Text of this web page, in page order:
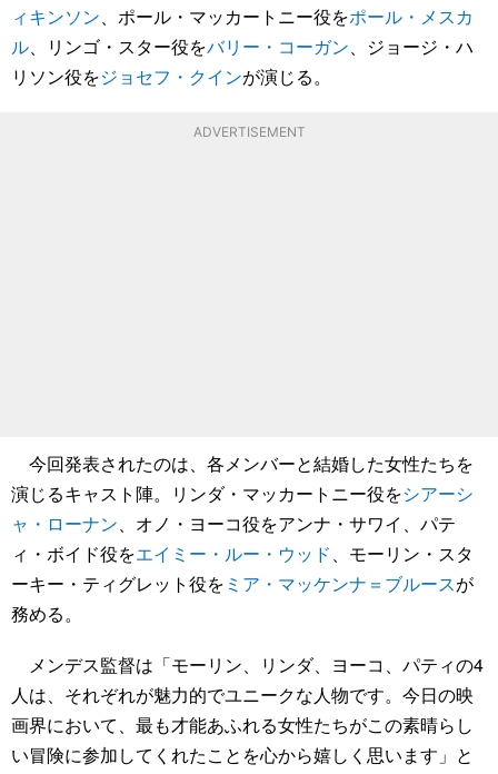
ィキンソン、ポール・マッカートニー役をポール・メスカ
ル、リンゴ・スター役をバリー・コーガン、ジョージ・ハ
リソン役をジョセフ・クインが演じる。
ADVERTISEMENT
今回発表されたのは、各メンバーと結婚した女性たちを
演じるキャスト陣。リンダ・マッカートニー役をシアーシ
ャ・ローナン、オノ・ヨーコ役をアンナ・サワイ、パテ
ィ・ボイド役をエイミー・ルー・ウッド、モーリン・スタ
ーキー・ティグレット役を ミア・マッケンナ＝ブルースが
務める。
メンデス監督は「モーリン、リンダ、ヨーコ、パティの4
人は、それぞれが魅力的でユニークな人物です。今日の映
画界において、最も才能あふれる女性たちがこの素晴らし
い冒険に参加してくれたことを心から嬉しく思います」と